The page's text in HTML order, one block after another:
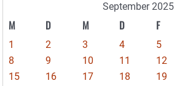
September 2025
M D M D F
1 2 3 4 5
8
9 10 11 12
15
16 17 18 19